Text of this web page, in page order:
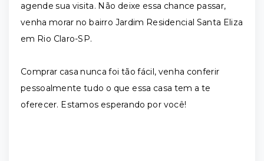
agende sua visita. Não deixe essa chance passar,
venha morar no bairro Jardim Residencial Santa Eliza
em Rio Claro-SP.
Comprar casa nunca foi tão fácil, venha conferir
pessoalmente tudo o que essa casa tem a te
oferecer. Estamos esperando por você!